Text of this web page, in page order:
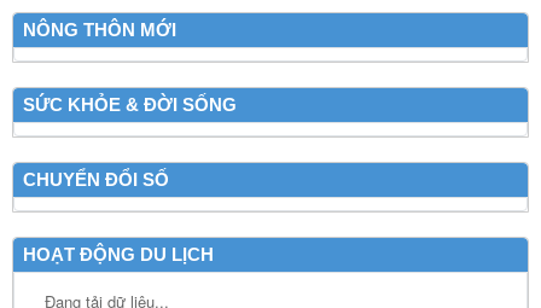
NÔNG THÔN MỚI
SỨC KHỎE & ĐỜI SỐNG
CHUYỂN ĐỔI SỐ
HOẠT ĐỘNG DU LỊCH
Đang tải dữ liệu...